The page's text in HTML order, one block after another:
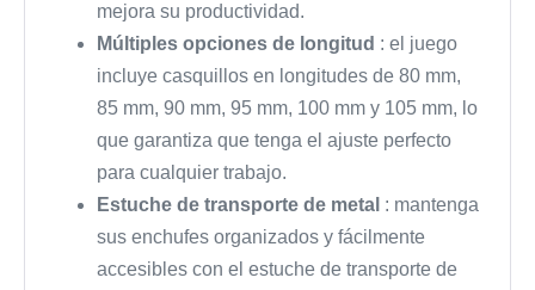
mejora su productividad.
Múltiples opciones de longitud : el juego
incluye casquillos en longitudes de 80 mm,
85 mm, 90 mm, 95 mm, 100 mm y 105 mm, lo
que garantiza que tenga el ajuste perfecto
para cualquier trabajo.
Estuche de transporte de metal : mantenga
sus enchufes organizados y fácilmente
accesibles con el estuche de transporte de